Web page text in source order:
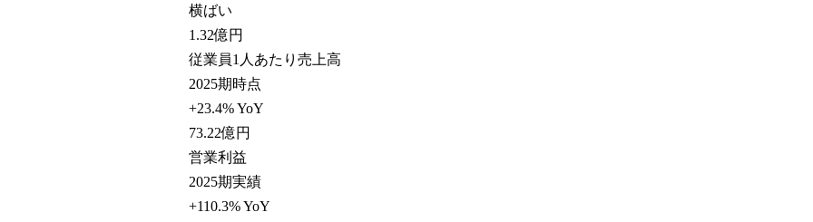
横ばい
1.32億円
従業員1人あたり売上高
2025期時点
+23.4% YoY
73.22億円
営業利益
2025期実績
+110.3% YoY